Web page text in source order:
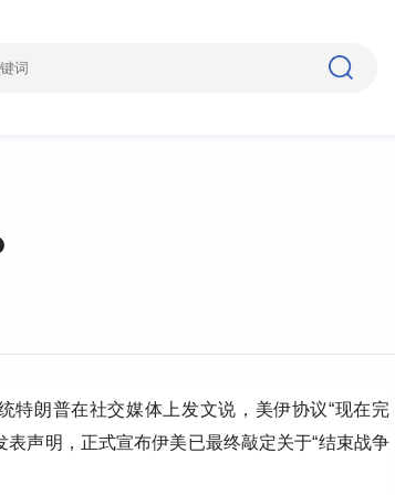
特朗普在社交媒体上发文说，美伊协议“现在完
声明，正式宣布伊美已最终敲定关于“结束战争